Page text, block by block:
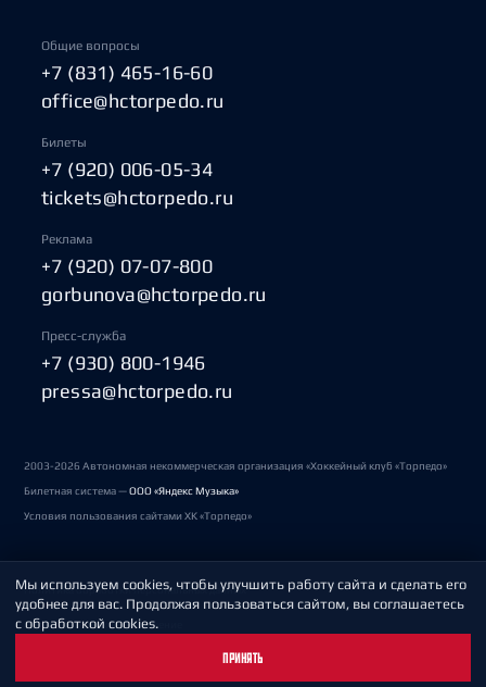
Общие вопросы
+7 (831) 465-16-60
office@hctorpedo.ru
Билеты
+7 (920) 006-05-34
tickets@hctorpedo.ru
Реклама
+7 (920) 07-07-800
gorbunova@hctorpedo.ru
Пресс-служба
+7 (930) 800-1946
pressa@hctorpedo.ru
2003-2026 Автономная некоммерческая организация «Хоккейный клуб «Торпедо»
Билетная система —ООО «Яндекс Музыка»
Условия пользования сайтами ХК «Торпедо»
Политика обработки персональных данных
Пользовательское соглашение
Мы используем cookies, чтобы улучшить работу сайта и сделать его
удобнее для вас. Продолжая пользоваться сайтом, вы соглашаетесь
с обработкой cookies.
ПРИНЯТЬ